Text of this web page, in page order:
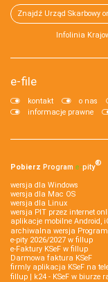
Znajdź Urząd Skarbowy
Infolinia
e-file
kontakt o nas
informacje prawne
Pobierz Program e‑pity®
wersja dla Windows
wersja dla Mac OS
wersja dla Linux
wersja PIT przez internet
aplikacje mobilne Android,
archiwalna wersja
e-pity 2026/2027 w fillup
e‑Faktury KSeF w fillup
Darmowa faktura KSeF
firmly aplikacja KSeF na
fillup | k24 - KSeF w biurze